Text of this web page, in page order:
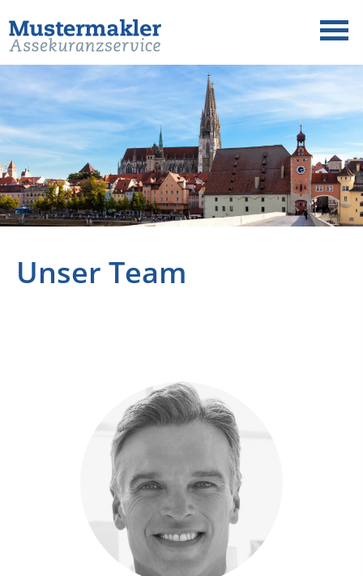
Unser Team